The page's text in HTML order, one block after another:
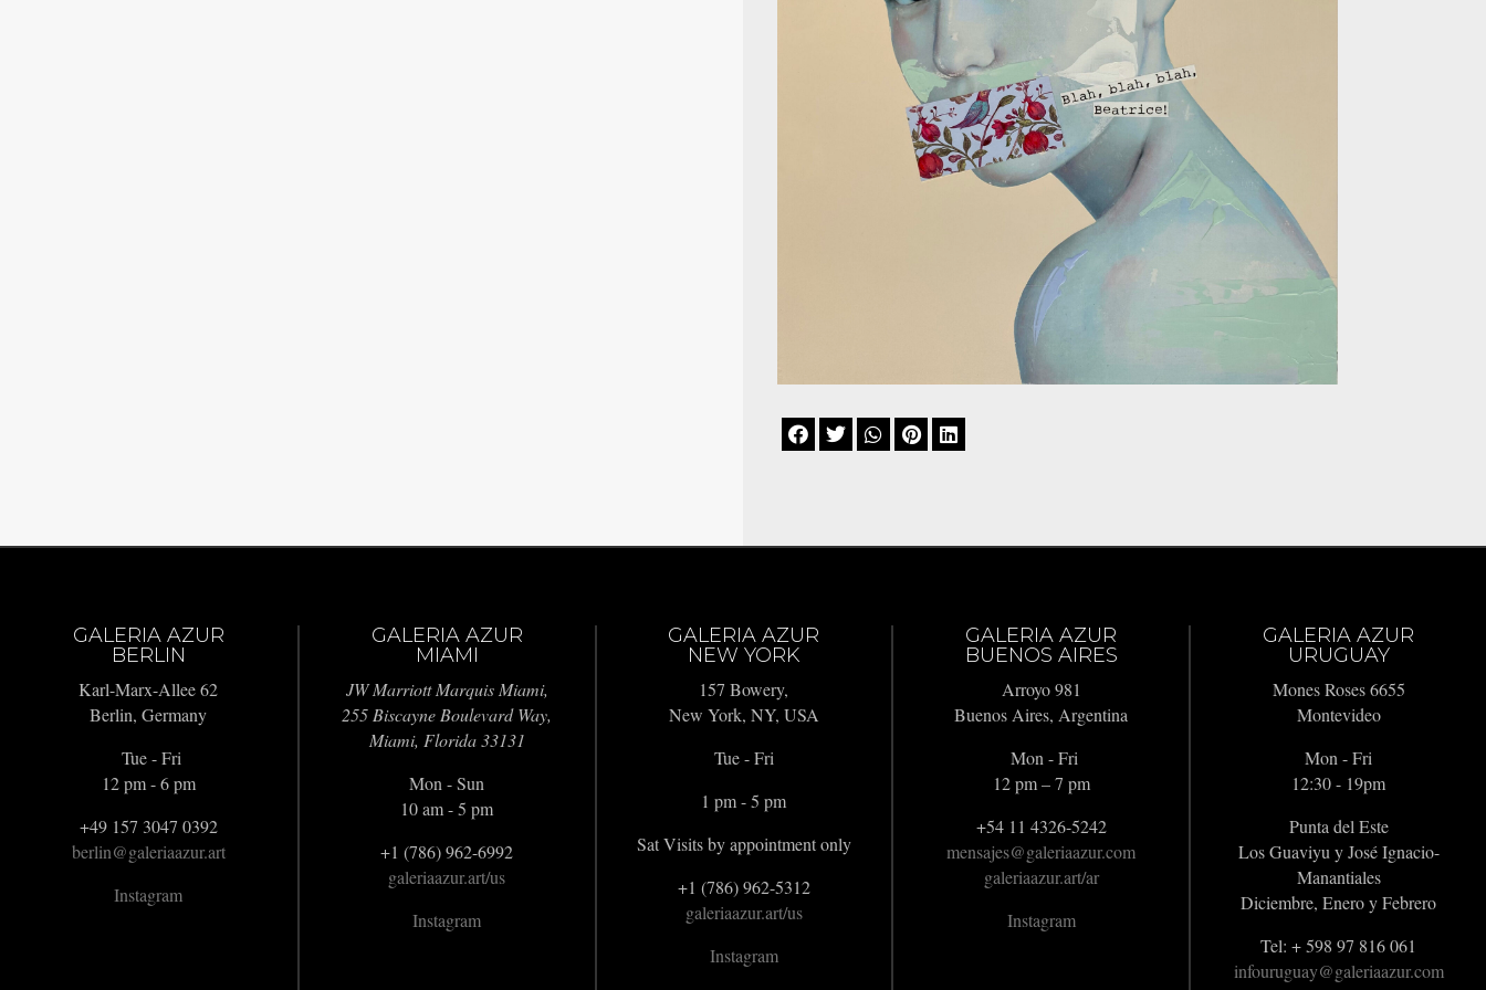
    
GALERIA AZUR
BERLIN
Karl-Marx-Allee 62
Berlin, Germany
Tue - Fri
12 pm - 6 pm
+49 157 3047 0392
berlin@galeriaazur.art
Instagram
GALERIA AZUR
MIAMI
JW Marriott Marquis Miami,
255 Biscayne Boulevard Way,
Miami, Florida 33131
Mon - Sun
10 am - 5 pm
+1 (786) 962-6992
galeriaazur.art/us
Instagram
GALERIA AZUR
NEW YORK
157 Bowery,
New York, NY, USA
Tue - Fri
1 pm - 5 pm
Sat Visits by appointment only
+1 (786) 962-5312
galeriaazur.art/us
Instagram
GALERIA AZUR
BUENOS AIRES
Arroyo 981
Buenos Aires, Argentina
Mon - Fri
12 pm – 7 pm
+54 11 4326-5242
mensajes@galeriaazur.com
galeriaazur.art/ar
Instagram
GALERIA AZUR
URUGUAY
Mones Roses 6655
Montevideo
Mon - Fri
12:30 - 19pm
Punta del Este
Los Guaviyu y José Ignacio-
Manantiales
Diciembre, Enero y Febrero
Tel: + 598 97 816 061
infouruguay@galeriaazur.com